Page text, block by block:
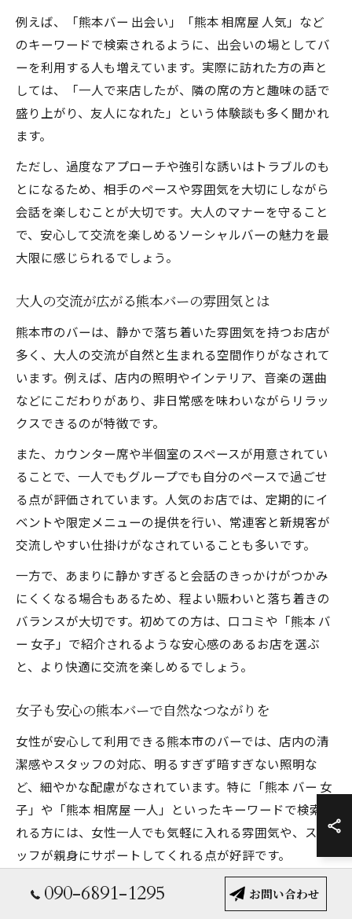
例えば、「熊本バー 出会い」「熊本 相席屋 人気」など
のキーワードで検索されるように、出会いの場としてバ
ーを利用する人も増えています。実際に訪れた方の声と
しては、「一人で来店したが、隣の席の方と趣味の話で
盛り上がり、友人になれた」という体験談も多く聞かれ
ます。
ただし、過度なアプローチや強引な誘いはトラブルのも
とになるため、相手のペースや雰囲気を大切にしながら
会話を楽しむことが大切です。大人のマナーを守ること
で、安心して交流を楽しめるソーシャルバーの魅力を最
大限に感じられるでしょう。
大人の交流が広がる熊本バーの雰囲気とは
熊本市のバーは、静かで落ち着いた雰囲気を持つお店が
多く、大人の交流が自然と生まれる空間作りがなされて
います。例えば、店内の照明やインテリア、音楽の選曲
などにこだわりがあり、非日常感を味わいながらリラッ
クスできるのが特徴です。
また、カウンター席や半個室のスペースが用意されてい
ることで、一人でもグループでも自分のペースで過ごせ
る点が評価されています。人気のお店では、定期的にイ
ベントや限定メニューの提供を行い、常連客と新規客が
交流しやすい仕掛けがなされていることも多いです。
一方で、あまりに静かすぎると会話のきっかけがつかみ
にくくなる場合もあるため、程よい賑わいと落ち着きの
バランスが大切です。初めての方は、口コミや「熊本 バ
ー 女子」で紹介されるような安心感のあるお店を選ぶ
と、より快適に交流を楽しめるでしょう。
女子も安心の熊本バーで自然なつながりを
女性が安心して利用できる熊本市のバーでは、店内の清
潔感やスタッフの対応、明るすぎず暗すぎない照明な
ど、細やかな配慮がなされています。特に「熊本 バー 女
子」や「熊本 相席屋 一人」といったキーワードで検索さ
れる方には、女性一人でも気軽に入れる雰囲気や、スタ
ッフが親身にサポートしてくれる点が好評です。
また、カクテルやノンアルコールドリンクのメニューが
充実しているバーが多く、お酒が苦手な方でも楽しめる
090-6891-1295 お問い合わせ